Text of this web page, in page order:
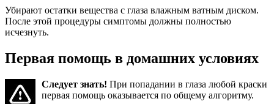
Убирают остатки вещества с глаза влажным ватным диском.
После этой процедуры симптомы должны полностью
исчезнуть.
Первая помощь в домашних условиях
Следует знать! При попадании в глаза любой краски
первая помощь оказывается по общему алгоритму.